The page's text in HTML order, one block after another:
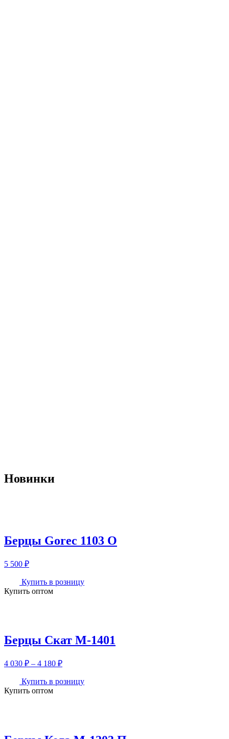
Новинки
Берцы Gorec 1103 О
5 500 ₽
Купить в розницу
Купить оптом
Берцы Скат М-1401
4 030 ₽ – 4 180 ₽Диапазон
4
Купить в розницу
Купить оптом